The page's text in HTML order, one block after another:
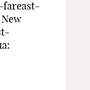
fareast-